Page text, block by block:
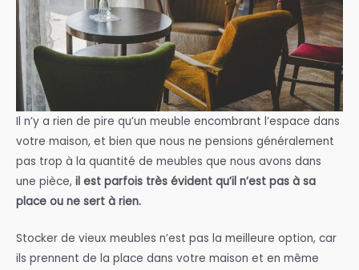
Il n’y a rien de pire qu’un meuble encombrant l’espace dans
votre maison, et bien que nous ne pensions généralement
pas trop à la quantité de meubles que nous avons dans
une pièce, il est parfois très évident qu’il n’est pas à sa
place ou ne sert à rien.
Stocker de vieux meubles n’est pas la meilleure option, car
ils prennent de la place dans votre maison et en même